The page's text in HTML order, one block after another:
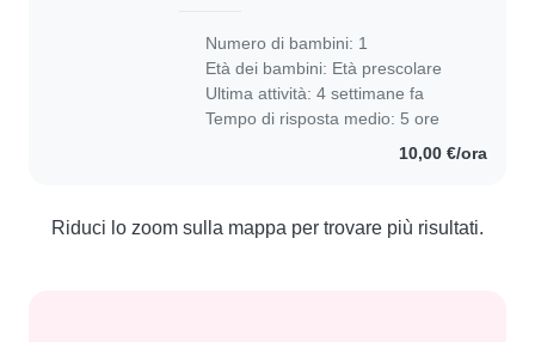
Numero di bambini: 1
Età dei bambini: Età prescolare
Ultima attività: 4 settimane fa
Tempo di risposta medio: 5 ore
10,00 €/ora
Riduci lo zoom sulla mappa per trovare più risultati.